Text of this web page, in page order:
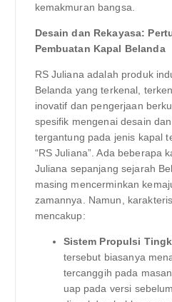
kemakmuran bangsa.
Desain dan Rekayasa:
Pembuatan Kapal Belanda
RS Juliana adalah produk
Belanda yang terkenal,
inovatif dan pengerjaan
spesifik mengenai desain
tergantung pada jenis kapal
“RS Juliana”. Ada beberapa
Juliana sepanjang sejarah
masing mencerminkan
zamannya. Namun,
mencakup:
Sistem Propulsi
tersebut biasanya
tercanggih pada
uap pada versi